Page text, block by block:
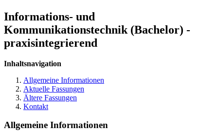
Informations- und
Kommunikationstechnik (Bachelor) -
praxisintegrierend
Inhaltsnavigation
Allgemeine Informationen
Aktuelle Fassungen
Ältere Fassungen
Kontakt
Allgemeine Informationen